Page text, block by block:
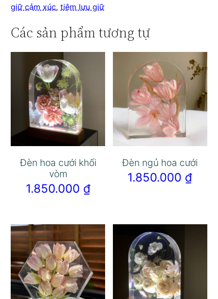
giữ cảm xúc,tiệm lưu giữ
Các sản phẩm tương tự
Đèn hoa cưới khối
vòm
1.850.000 ₫
Đèn ngủ hoa cưới
1.850.000 ₫